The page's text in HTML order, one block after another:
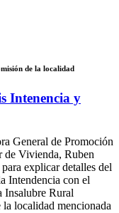
de la localidad
Intenencia y
General de Promoción
de Vivienda, Ruben
explicar detalles del
Intendencia con el
Insalubre Rural
localidad mencionada